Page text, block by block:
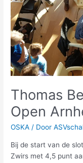
Thomas
Open
OSKA / Door
Bij de start van de
Zwirs met 4,5 punt
titel